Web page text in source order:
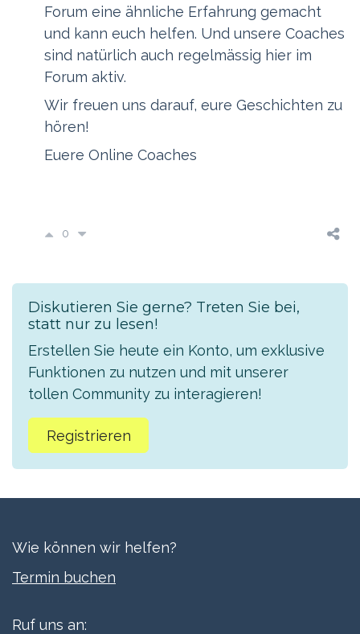
Forum eine ähnliche Erfahrung gemacht
und kann euch helfen. Und unsere Coaches
sind natürlich auch regelmässig hier im
Forum aktiv.
Wir freuen uns darauf, eure Geschichten zu
hören!
Euere Online Coaches
0
Diskutieren Sie gerne? Treten Sie bei,
statt nur zu lesen!
Erstellen Sie heute ein Konto, um exklusive
Funktionen zu nutzen und mit unserer
tollen Community zu interagieren!
Registrieren
Wie können wir helfen?
Termi​n buchen
Ruf uns an: